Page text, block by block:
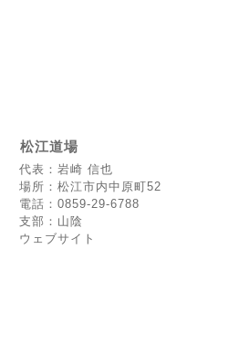
松江道場
代表：岩崎 信也
場所：松江市内中原町52
電話：0859-29-6788
支部：山陰
ウェブサイト